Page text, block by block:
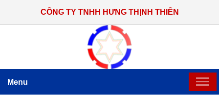
CÔNG TY TNHH HƯNG THỊNH THIÊN
Menu